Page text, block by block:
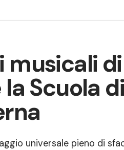
musicali di
Scuola di
universale pieno di